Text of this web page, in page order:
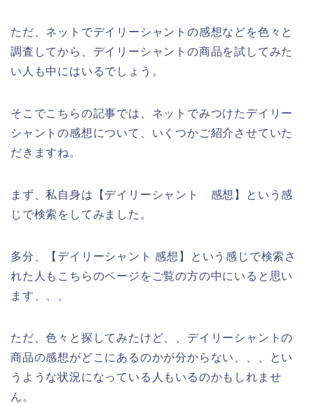
ただ、ネットでデイリーシャントの感想などを色々と
調査してから、デイリーシャントの商品を試してみた
い人も中にはいるでしょう。
そこでこちらの記事では、ネットでみつけたデイリー
シャントの感想について、いくつかご紹介させていた
だきますね。
まず、私自身は【デイリーシャント 感想】という感
じで検索をしてみました。
多分、【デイリーシャント 感想】という感じで検索さ
れた人もこちらのページをご覧の方の中にいると思い
ます、、、
ただ、色々と探してみたけど、、デイリーシャントの
商品の感想がどこにあるのかが分からない、、、とい
うような状況になっている人もいるのかもしれませ
ん。